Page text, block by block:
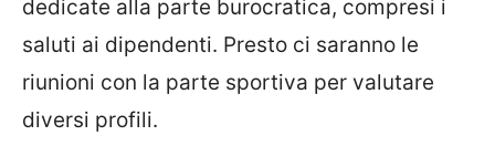
dedicate alla parte burocratica, compresi i
saluti ai dipendenti. Presto ci saranno le
riunioni con la parte sportiva per valutare
diversi profili.